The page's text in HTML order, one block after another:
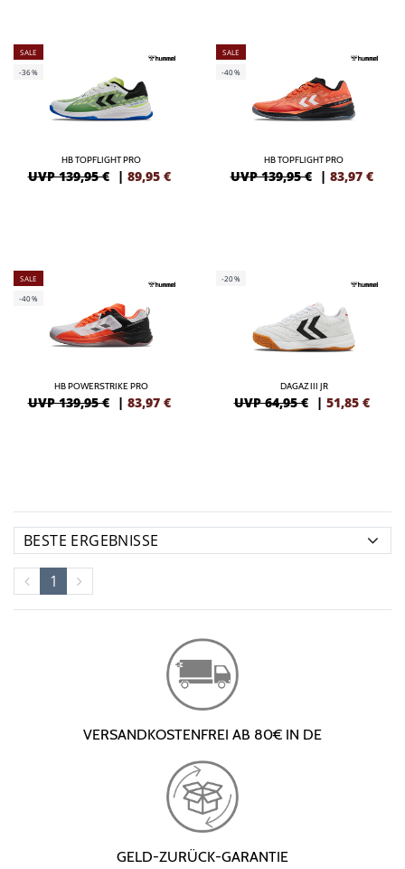
SALE
-36%
HB TOPFLIGHT PRO
UVP 139,95 € | 89,95 €
SALE
-40%
HB TOPFLIGHT PRO
UVP 139,95 € | 83,97 €
SALE
-40%
HB POWERSTRIKE PRO
UVP 139,95 € | 83,97 €
-20%
DAGAZ III JR
UVP 64,95 € | 51,85 €
1
VERSANDKOSTENFREI AB 80€ IN DE
GELD-ZURÜCK-GARANTIE